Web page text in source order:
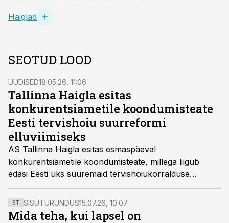
Haiglad
SEOTUD LOOD
UUDISED18.05.26, 11:06
Tallinna Haigla esitas
konkurentsiametile koondumisteate
Eesti tervishoiu suurreformi
elluviimiseks
AS Tallinna Haigla esitas esmaspäeval
konkurentsiametile koondumisteate, millega liigub
edasi Eesti üks suuremaid tervishoiukorralduse
reforme. Koondumise eesmärk on viia Tallinna linna
tervishoiuasutused ühtse strateegilise juhtimise alla
ning parandada patsientide ligipääsu eriarstiabile.
ST SISUTURUNDUS15.07.26, 10:07
Mida teha, kui lapsel on